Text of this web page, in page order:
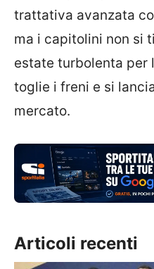
trattativa avanzata
ma i capitolini non si
estate turbolenta per
toglie i freni e si
mercato.
Articoli recenti